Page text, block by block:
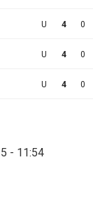
U 4 0
U 4 0
U 4 0
- 11:54